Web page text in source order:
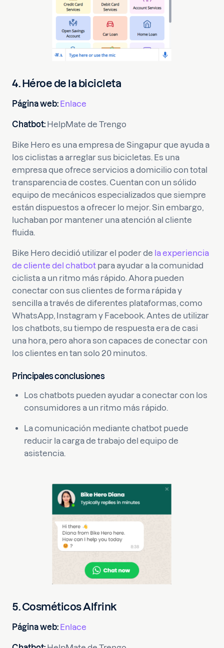
4. Héroe de la bicicleta
Página web: Enlace
Chatbot: HelpMate de Trengo
Bike Hero es una empresa de Singapur que ayuda a
los ciclistas a arreglar sus bicicletas. Es una
empresa que ofrece servicios a domicilio con total
transparencia de costes. Cuentan con un sólido
equipo de mecánicos especializados que siempre
están dispuestos a ofrecer lo mejor. Sin embargo,
luchaban por mantener una atención al cliente
fluida.
Bike Hero decidió utilizar el poder de la experiencia
de cliente del chatbot para ayudar a la comunidad
ciclista a un ritmo más rápido. Ahora pueden
conectar con sus clientes de forma rápida y
sencilla a través de diferentes plataformas, como
WhatsApp, Instagram y Facebook. Antes de utilizar
los chatbots, su tiempo de respuesta era de casi
una hora, pero ahora son capaces de conectar con
los clientes en tan solo 20 minutos.
Principales conclusiones
Los chatbots pueden ayudar a conectar con los
consumidores a un ritmo más rápido.
La comunicación mediante chatbot puede
reducir la carga de trabajo del equipo de
asistencia.
5. Cosméticos Alfrink
Página web: Enlace